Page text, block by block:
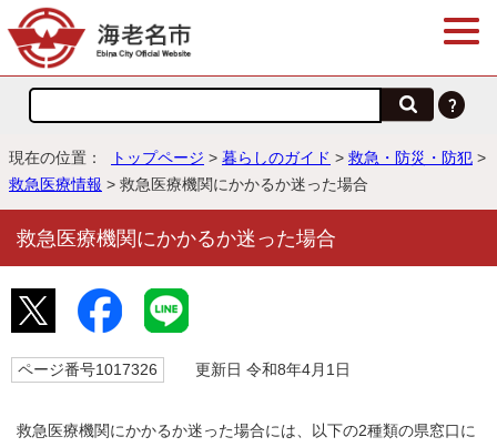
現在の位置： トップページ > 暮らしのガイド > 救急・防災・防犯 >
救急医療情報 > 救急医療機関にかかるか迷った場合
救急医療機関にかかるか迷った場合
ページ番号1017326 更新日 令和8年4月1日
救急医療機関にかかるか迷った場合には、以下の2種類の県窓口に